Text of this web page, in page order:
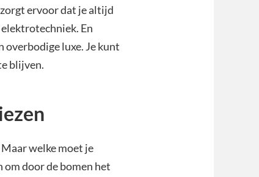
ervoor dat je altijd
En
overbodige luxe. Je kunt
blijven.
welke moet je
om door de bomen het